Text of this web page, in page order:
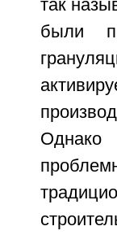
так
были
Однако